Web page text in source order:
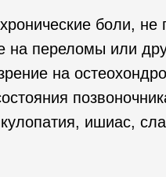
боли,
на переломы или
на
ишиас,